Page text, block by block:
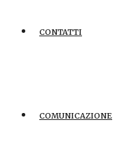
CONTATTI
COMUNICAZIONE